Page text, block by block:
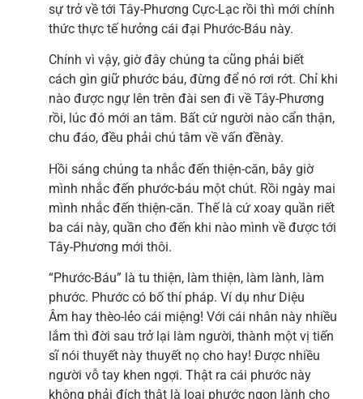
sự trở về tới Tây-Phương Cực-Lạc rồi thì mới chính
thức thực tế hưởng cái đại Phước-Báu này.
Chính vì vậy, giờ đây chúng ta cũng phải biết
cách gìn giữ phước báu, đừng để nó rơi rớt. Chỉ khi
nào được ngự lên trên đài sen đi về Tây-Phương
rồi, lúc đó mới an tâm. Bất cứ người nào cẩn thận,
chu đáo, đều phải chú tâm về vấn đềnày.
Hồi sáng chúng ta nhắc đến thiện-căn, bây giờ
mình nhắc đến phước-báu một chút. Rồi ngày mai
mình nhắc đến thiện-căn. Thế là cứ xoay quần riết
ba cái này, quần cho đến khi nào mình về được tới
Tây-Phương mới thôi.
“Phước-Báu” là tu thiện, làm thiện, làm lành, làm
phước. Phước có bố thí pháp. Ví dụ như Diệu
Âm hay thèo-lẻo cái miệng! Với cái nhân này nhiều
lắm thì đời sau trở lại làm người, thành một vị tiến
sĩ nói thuyết này thuyết nọ cho hay! Được nhiều
người vỗ tay khen ngợi. Thật ra cái phước này
không phải đích thật là loại phước ngon lành cho